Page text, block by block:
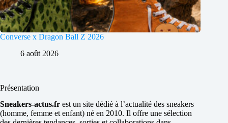
Converse x Dragon Ball Z 2026
6 août 2026
Présentation
Sneakers-actus.fr est un site dédié à l’actualité des sneakers
(homme, femme et enfant) né en 2010. Il offre une sélection